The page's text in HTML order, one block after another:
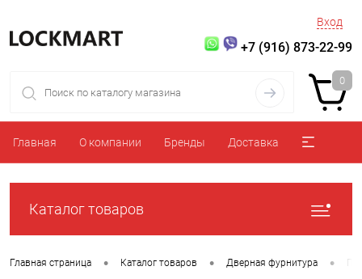
Вход
+7 (916) 873-22-99
0
Главная О компании Бренды Доставка
Каталог товаров
Главная страница • Каталог товаров • Дверная фурнитура •